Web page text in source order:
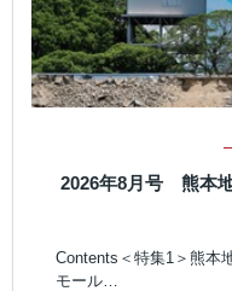
2026年8月号 熊本
Contents＜特集1＞熊本
モール…